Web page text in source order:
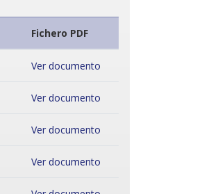
Fichero PDF
Ver documento
Ver documento
Ver documento
Ver documento